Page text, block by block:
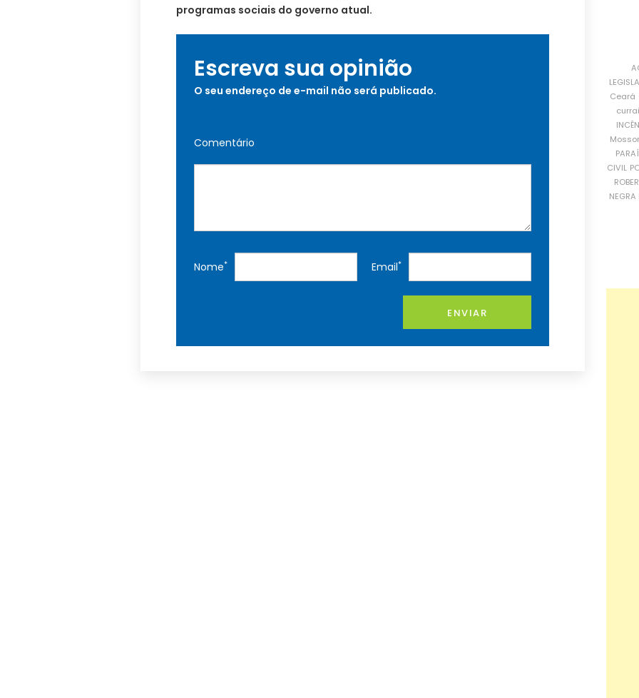
programas sociais do governo atual.
Escreva sua opinião
O seu endereço de e-mail não será publicado.
Comentário
Nome* Email*
ENVIAR
Ceará
CIVIL
NEGRA